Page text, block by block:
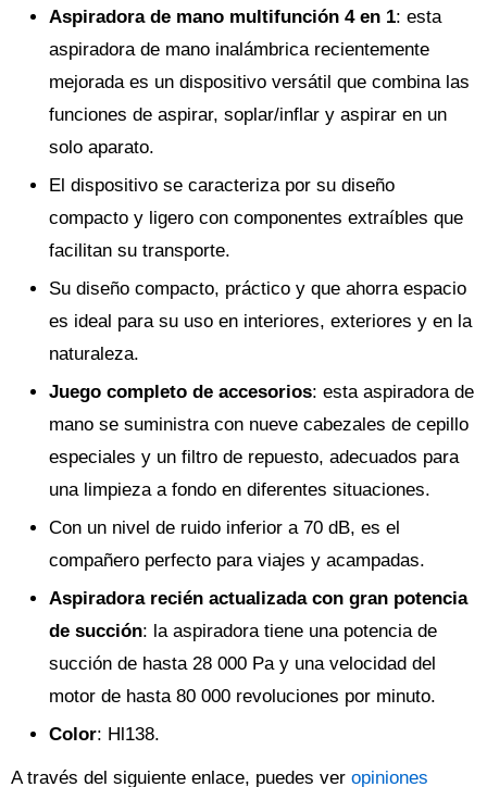
Aspiradora de mano multifunción 4 en 1: esta
aspiradora de mano inalámbrica recientemente
mejorada es un dispositivo versátil que combina las
funciones de aspirar, soplar/inflar y aspirar en un
solo aparato.
El dispositivo se caracteriza por su diseño
compacto y ligero con componentes extraíbles que
facilitan su transporte.
Su diseño compacto, práctico y que ahorra espacio
es ideal para su uso en interiores, exteriores y en la
naturaleza.
Juego completo de accesorios: esta aspiradora de
mano se suministra con nueve cabezales de cepillo
especiales y un filtro de repuesto, adecuados para
una limpieza a fondo en diferentes situaciones.
Con un nivel de ruido inferior a 70 dB, es el
compañero perfecto para viajes y acampadas.
Aspiradora recién actualizada con gran potencia
de succión: la aspiradora tiene una potencia de
succión de hasta 28 000 Pa y una velocidad del
motor de hasta 80 000 revoluciones por minuto.
Color: Hl138.
A través del siguiente enlace, puedes ver opiniones